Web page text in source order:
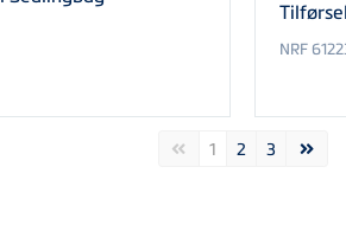
NRF
Forrige side
1 2 3 Neste